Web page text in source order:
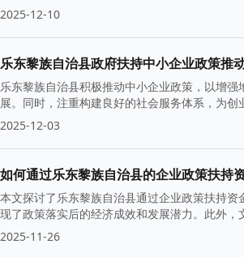
2025-12-10
乐东黎族自治县政府扶持中小企业政策推
乐东黎族自治县积极推动中小企业政策，以增
展。同时，注重构建良好的社会服务体系，为
2025-12-03
如何通过乐东黎族自治县的企业政策扶持
本文探讨了乐东黎族自治县通过企业政策扶持
现了政策落实后的经济成效和发展潜力。此外
了有力支持。
2025-11-26